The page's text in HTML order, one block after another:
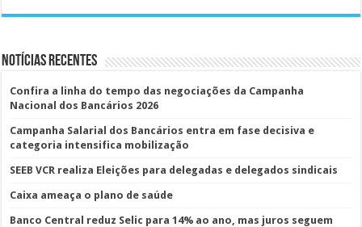
Notícias Recentes
Confira a linha do tempo das negociações da Campanha
Nacional dos Bancários 2026
Campanha Salarial dos Bancários entra em fase decisiva e
categoria intensifica mobilização
SEEB VCR realiza Eleições para delegadas e delegados sindicais
Caixa ameaça o plano de saúde
Banco Central reduz Selic para 14% ao ano, mas juros seguem